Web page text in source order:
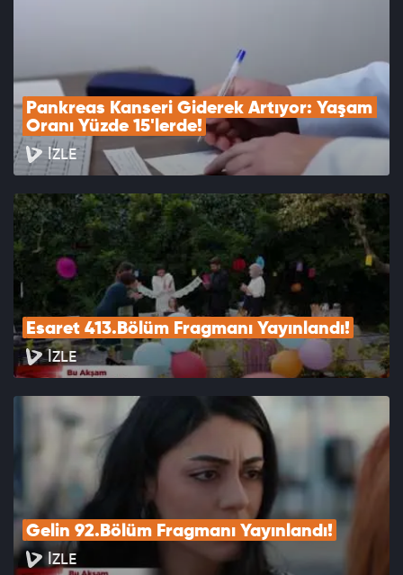
Pankreas Kanseri Giderek Artıyor: Yaşam
Oranı Yüzde 15'lerde!
İZLE
Esaret 413.Bölüm Fragmanı Yayınlandı!
İZLE
Gelin 92.Bölüm Fragmanı Yayınlandı!
İZLE